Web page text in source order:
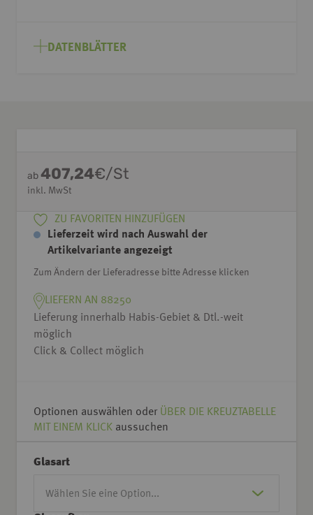
DATENBLÄTTER
ab407,24€/St
inkl. MwSt
ZU FAVORITEN HINZUFÜGEN
Lieferzeit wird nach Auswahl der
Artikelvariante angezeigt
Zum Ändern der Lieferadresse bitte Adresse klicken
LIEFERN AN 88250
Lieferung innerhalb Habis-Gebiet & Dtl.-weit
möglich
Click & Collect möglich
Optionen auswählen oder ÜBER DIE KREUZTABELLE
MIT EINEM KLICK aussuchen
Glasart